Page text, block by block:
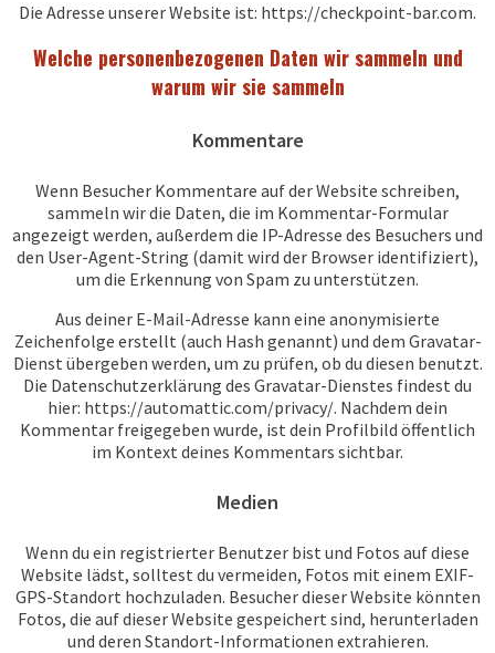
Die Adresse unserer Website ist: https://checkpoint-bar.com.
Welche personenbezogenen Daten wir sammeln und
warum wir sie sammeln
Kommentare
Wenn Besucher Kommentare auf der Website schreiben,
sammeln wir die Daten, die im Kommentar-Formular
angezeigt werden, außerdem die IP-Adresse des Besuchers und
den User-Agent-String (damit wird der Browser identifiziert),
um die Erkennung von Spam zu unterstützen.
Aus deiner E-Mail-Adresse kann eine anonymisierte
Zeichenfolge erstellt (auch Hash genannt) und dem Gravatar-
Dienst übergeben werden, um zu prüfen, ob du diesen benutzt.
Die Datenschutzerklärung des Gravatar-Dienstes findest du
hier: https://automattic.com/privacy/. Nachdem dein
Kommentar freigegeben wurde, ist dein Profilbild öffentlich
im Kontext deines Kommentars sichtbar.
Medien
Wenn du ein registrierter Benutzer bist und Fotos auf diese
Website lädst, solltest du vermeiden, Fotos mit einem EXIF-
GPS-Standort hochzuladen. Besucher dieser Website könnten
Fotos, die auf dieser Website gespeichert sind, herunterladen
und deren Standort-Informationen extrahieren.